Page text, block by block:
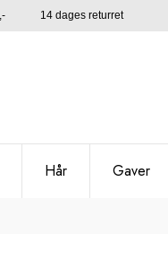
14 dages returret
Hår Gaver